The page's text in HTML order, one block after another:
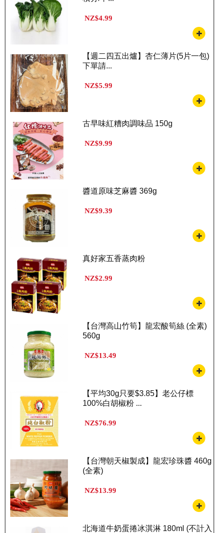
NZ$4.99
【週二四五出爐】杏仁薄片(5片一包)
下單請...
NZ$5.99
古早味紅糟肉調味品 150g
NZ$9.99
醬道原味芝麻醬 369g
NZ$9.39
真好家五香蒸肉粉
NZ$2.99
【台灣高山竹筍】龍宏酸筍絲 (全素)
560g
NZ$13.49
【平均30g只要$3.85】老公仔標
100%白胡椒粉 ...
NZ$76.99
【台灣朝天椒製成】龍宏珍珠醬 460g
(全素)
NZ$13.99
北海道牛奶蛋捲冰淇淋 180ml (不計入